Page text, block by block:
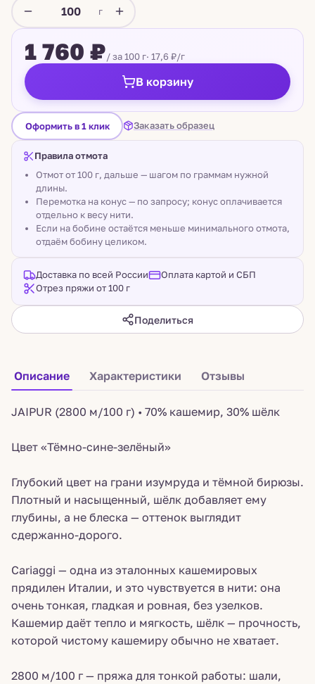
г
1 760 ₽/ за 100 г· 17,6 ₽/г
В корзину
Оформить в 1 клик Заказать образец
Правила отмота
Отмот от 100 г, дальше — шагом по граммам нужной
длины.
Перемотка на конус — по запросу; конус оплачивается
отдельно к весу нити.
Если на бобине остаётся меньше минимального отмота,
отдаём бобину целиком.
Доставка по всей России
Оплата картой и СБП
Отрез пряжи от 100 г
Поделиться
Описание Характеристики Отзывы
JAIPUR (2800 м/100 г) • 70% кашемир, 30% шёлк
Цвет «Тёмно-сине-зелёный»
Глубокий цвет на грани изумруда и тёмной бирюзы.
Плотный и насыщенный, шёлк добавляет ему
глубины, а не блеска — оттенок выглядит
сдержанно-дорого.
Cariaggi — одна из эталонных кашемировых
прядилен Италии, и это чувствуется в нити: она
очень тонкая, гладкая и ровная, без узелков.
Кашемир даёт тепло и мягкость, шёлк — прочность,
которой чистому кашемиру обычно не хватает.
2800 м/100 г — пряжа для тонкой работы: шали,